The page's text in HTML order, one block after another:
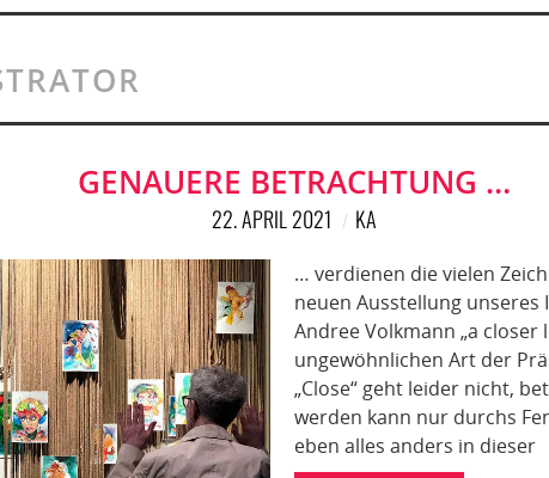
GENAUERE BETRACHTUNG …
22. APRIL 2021 KA
… verdienen die vielen
neuen Ausstellung unseres
Andree Volkmann „a closer
ungewöhnlichen Art der
„Close“ geht leider nicht,
werden kann nur durchs
eben alles anders in dieser